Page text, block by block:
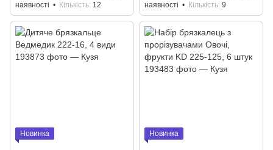
наявності
Кількість 12
наявності
Кількість 9
Новинка Новинка